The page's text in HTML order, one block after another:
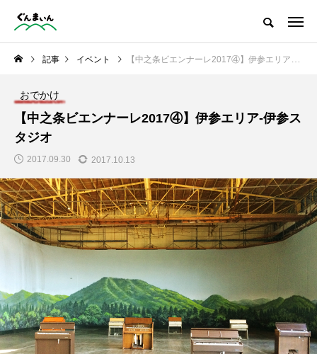
観光情報をはじめ、グルメ・季節の情報など群馬の魅力を発信
おでかけ
美しすぎる四万ブルー
「四万の甌穴群」
ぐんまい
ん編集部
2022.10.24
グルメ
濃厚バター香る無添加
アップルパイ専門店
「阿部りんご園」さん
に行ってきました！
ぐんま
ん編集
2023.05.01
記事 イベント 【中之条ビエンナーレ2017④】伊参エリア-伊参スタジオ
おでかけ
【中之条ビエンナーレ2017④】伊参エリア-伊参ス
タジオ
2017.09.30 2017.10.13